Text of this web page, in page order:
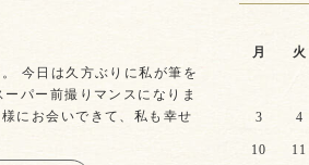
今日は久方ぶりに私が筆を
パー前撮りマンスになりま
にお会いできて、私も幸せ
月
火
3 4
10 11